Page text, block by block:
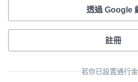
透過 Google
註冊
若你已設置通行